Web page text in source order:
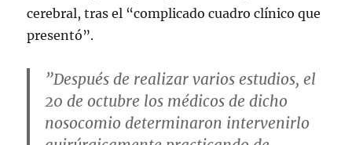
cerebral, tras el “complicado cuadro clínico que
presentó”.
”Después de realizar varios estudios, el
20 de octubre los médicos de dicho
nosocomio determinaron intervenirlo